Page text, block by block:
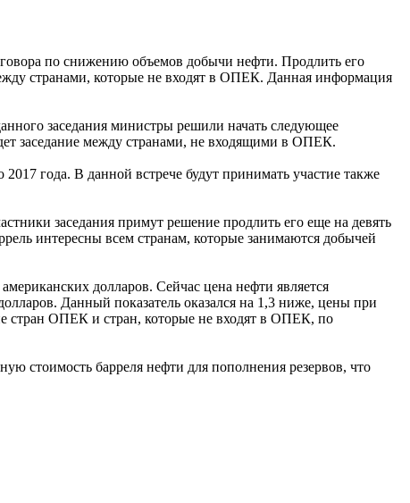
по снижению объемов добычи нефти. Продлить его
странами, которые не входят в ОПЕК. Данная информация
заседания министры решили начать следующее
заседание между странами, не входящими в ОПЕК.
года. В данной встрече будут принимать участие также
заседания примут решение продлить его еще на девять
интересны всем странам, которые занимаются добычей
долларов. Сейчас цена нефти является
Данный показатель оказался на 1,3 ниже, цены при
стран ОПЕК и стран, которые не входят в ОПЕК, по
стоимость барреля нефти для пополнения резервов, что